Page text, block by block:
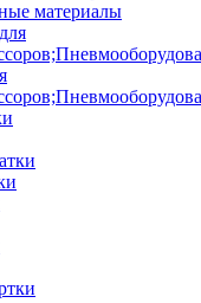
материалы